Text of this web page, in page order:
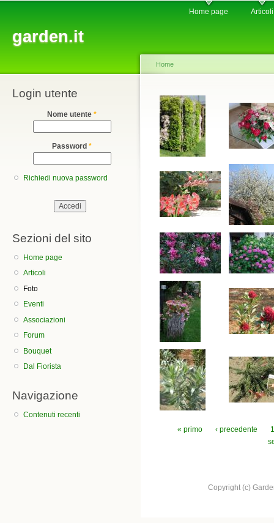
garden.it
Home page Articoli
Login utente
Nome utente *
Password *
Richiedi nuova password
Sezioni del sito
Home page
Articoli
Foto
Eventi
Associazioni
Forum
Bouquet
Dal Fiorista
Navigazione
Contenuti recenti
You are here
Home
Pagine
« primo ‹ precedente
Copyright (c)